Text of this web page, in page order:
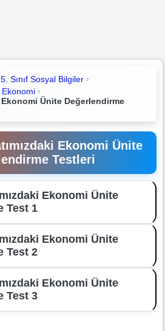
5. Sınıf Sosyal Bilgiler
Ekonomi
Ekonomi Ünite Değerlendirme
Ekonomi Ünite
Testleri
Ekonomi Ünite
Test 1
Ekonomi Ünite
Test 2
Ekonomi Ünite
Test 3